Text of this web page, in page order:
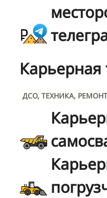
Карьерная
ДСО, ТЕХНИКА,